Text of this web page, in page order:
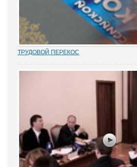
ТРУДОВОЙ ПЕРЕКОС
правосудия. Причем, зафиксированным